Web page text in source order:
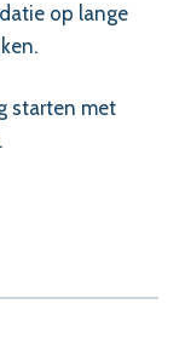
op lange
starten met